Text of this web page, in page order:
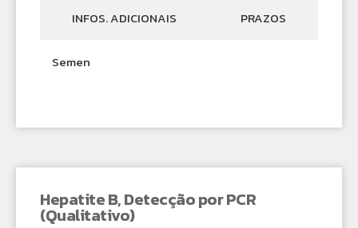
INFOS. ADICIONAIS PRAZOS
Semen
Hepatite B, Detecção por PCR
(Qualitativo)